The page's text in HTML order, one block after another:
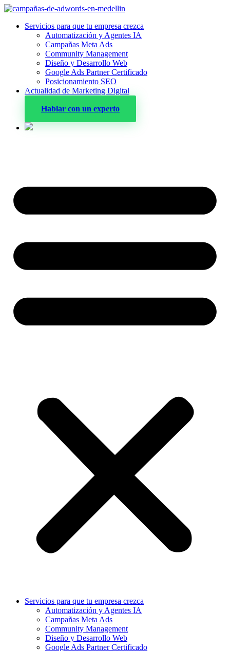
Servicios para que tu empresa crezca
Automatización y Agentes IA
Campañas Meta Ads
Community Management
Diseño y Desarrollo Web
Google Ads Partner Certificado
Posicionamiento SEO
Actualidad de Marketing Digital
Hablar con un experto
Servicios para que tu empresa crezca
Automatización y Agentes IA
Campañas Meta Ads
Community Management
Diseño y Desarrollo Web
Google Ads Partner Certificado